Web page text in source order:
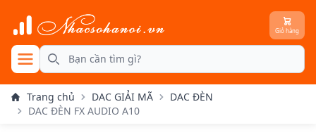
Search
Giỏ hàng
menu
Trang chủ DAC GIẢI MÃ
DAC ĐÈN
DAC ĐÈN FX AUDIO A10